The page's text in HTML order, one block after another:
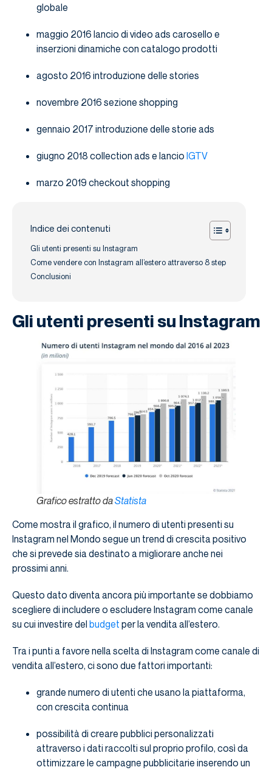
globale
maggio 2016 lancio di video ads carosello e
inserzioni dinamiche con catalogo prodotti
agosto 2016 introduzione delle stories
novembre 2016 sezione shopping
gennaio 2017 introduzione delle storie ads
giugno 2018 collection ads e lancio IGTV
marzo 2019 checkout shopping
Indice dei contenuti
Gli utenti presenti su Instagram
Come vendere con Instagram all’estero attraverso 8 step
Conclusioni
Gli utenti presenti su Instagram
Grafico estratto daStatista
Come mostra il grafico, il numero di utenti presenti su
Instagram nel Mondo segue un trend di crescita positivo
che si prevede sia destinato a migliorare anche nei
prossimi anni.
Questo dato diventa ancora più importante se dobbiamo
scegliere di includere o escludere Instagram come canale
su cui investire del budget per la vendita all’estero.
Tra i punti a favore nella scelta di Instagram come canale di
vendita all’estero, ci sono due fattori importanti:
grande numero di utenti che usano la piattaforma,
con crescita continua
possibilità di creare pubblici personalizzati
attraverso i dati raccolti sul proprio profilo, così da
ottimizzare le campagne pubblicitarie inserendo un